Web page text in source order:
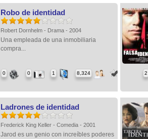
Robo de identidad
Robert Dornhelm - Drama - 2004
Una empleada de una inmobiliaria
compra...
0 0 1 8,324 2
Ladrones de identidad
Frederick King Keller - Comedia - 2001
Jarod es un genio con increíbles poderes